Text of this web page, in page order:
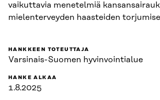
vaikuttavia menetelmiä
mielenterveyden haasteiden
HANKKEEN TOTEUTTAJA
Varsinais-Suomen hyvinvointialue
HANKE ALKAA
1.8.2025